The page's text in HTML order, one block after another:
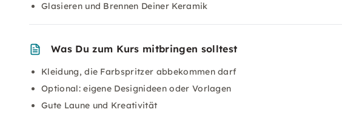
Glasieren und Brennen Deiner Keramik
Was Du zum Kurs mitbringen solltest
Kleidung, die Farbspritzer abbekommen darf
Optional: eigene Designideen oder Vorlagen
Gute Laune und Kreativität